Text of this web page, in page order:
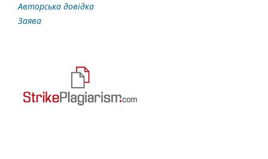
Авторська довідка
Заява